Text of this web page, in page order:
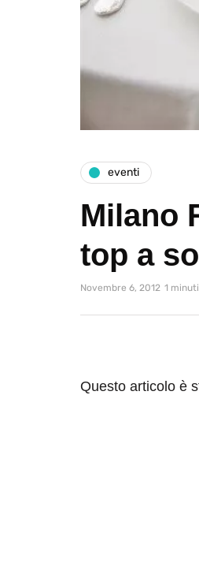
eventi
Milano
top a
Novembre 6, 2012 1
Questo articolo è